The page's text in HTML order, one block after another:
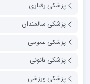
پزشکی رفتاری
پزشکی سالمندان
پزشکی عمومی
پزشکی قانونی
پزشکی ورزشی